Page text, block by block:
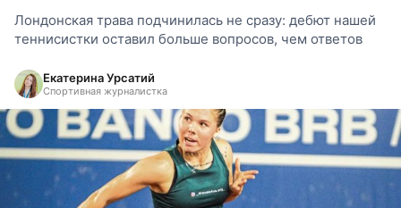
Лондонская трава подчинилась не сразу: дебют нашей
теннисистки оставил больше вопросов, чем ответов
Екатерина Урсатий
Спортивная журналистка